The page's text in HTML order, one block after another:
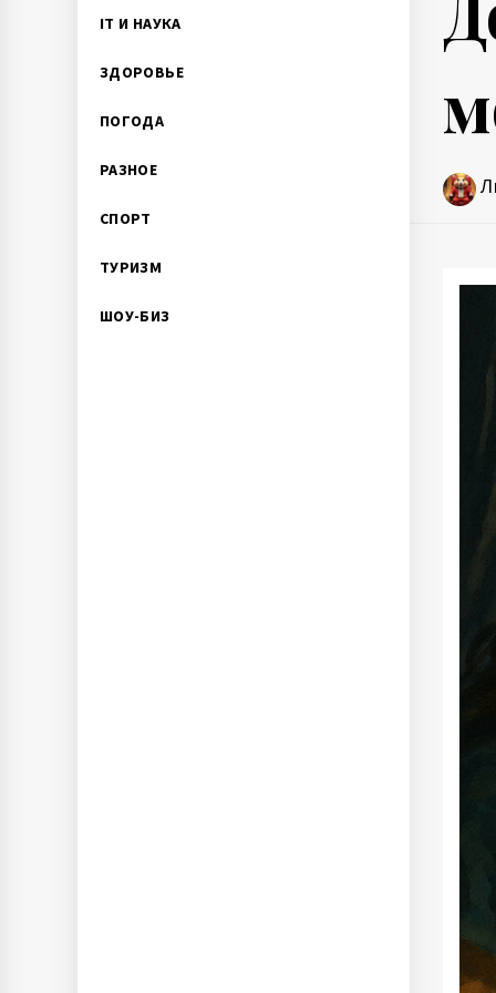
IT И НАУКА
ЗДОРОВЬЕ
ПОГОДА
РАЗНОЕ
СПОРТ
ТУРИЗМ
ШОУ-БИЗ